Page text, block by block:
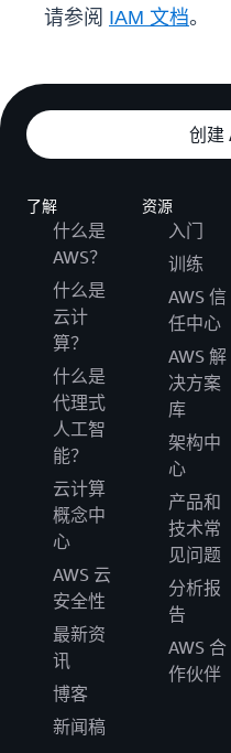
请参阅 IAM 文档。
创建
了解
什么是
AWS？
什么是
云计
算？
什么是
代理式
人工智
能？
云计算
概念中
心
AWS 云
安全性
最新资
讯
博客
新闻稿
资源
入门
训练
AWS 信
任中心
AWS 解
决方案
库
架构中
心
产品和
技术常
见问题
分析报
告
AWS 合
作伙伴